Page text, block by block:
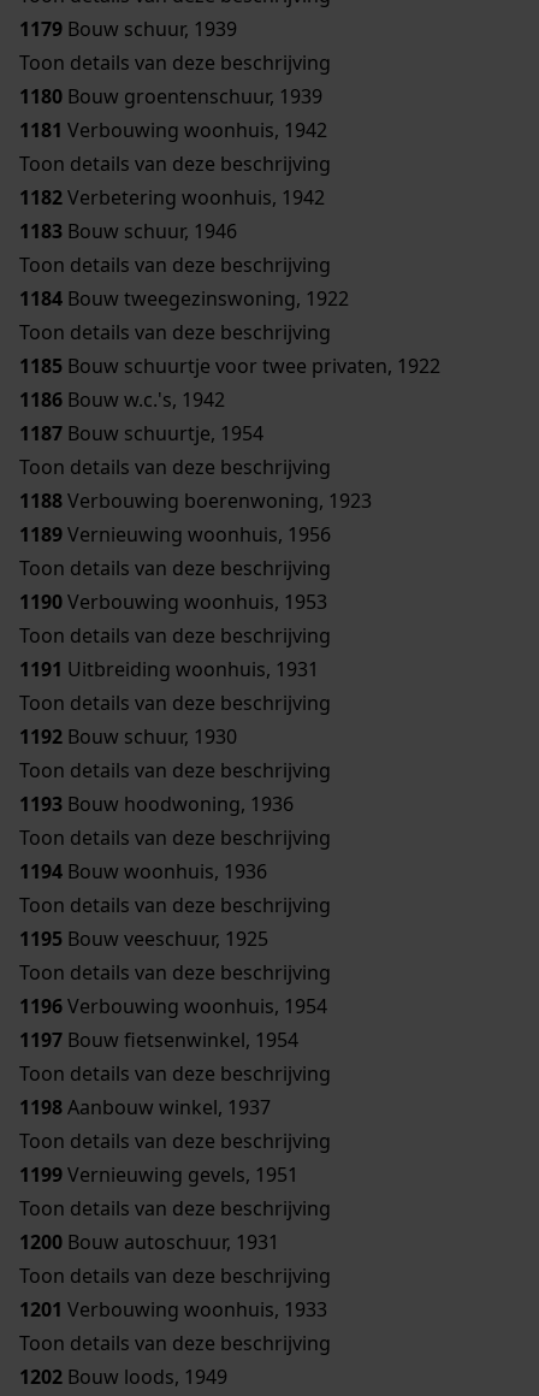
1179 Bouw schuur, 1939
Toon details van deze beschrijving
1180 Bouw groentenschuur, 1939
1181 Verbouwing woonhuis, 1942
Toon details van deze beschrijving
1182Verbetering woonhuis, 1942
1183 Bouw schuur, 1946
Toon details van deze beschrijving
1184 Bouw tweegezinswoning, 1922
Toon details van deze beschrijving
1185 Bouw schuurtje voor twee privaten, 1922
1186 Bouw w.c.'s, 1942
1187 Bouw schuurtje, 1954
Toon details van deze beschrijving
1188Verbouwing boerenwoning, 1923
1189Vernieuwing woonhuis, 1956
Toon details van deze beschrijving
1190Verbouwing woonhuis, 1953
Toon details van deze beschrijving
1191 Uitbreiding woonhuis, 1931
Toon details van deze beschrijving
1192 Bouw schuur, 1930
Toon details van deze beschrijving
1193 Bouw hoodwoning, 1936
Toon details van deze beschrijving
1194 Bouw woonhuis, 1936
Toon details van deze beschrijving
1195 Bouw veeschuur, 1925
Toon details van deze beschrijving
1196Verbouwing woonhuis, 1954
1197 Bouw fietsenwinkel, 1954
Toon details van deze beschrijving
1198Aanbouw winkel, 1937
Toon details van deze beschrijving
1199Vernieuwing gevels, 1951
Toon details van deze beschrijving
1200 Bouw autoschuur, 1931
Toon details van deze beschrijving
1201 Verbouwing woonhuis, 1933
Toon details van deze beschrijving
1202 Bouw loods, 1949